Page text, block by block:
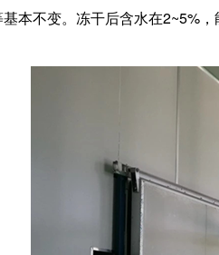
本不变。冻干后含水在2~5%